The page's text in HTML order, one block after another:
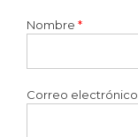
Nombre *
Correo electrónico